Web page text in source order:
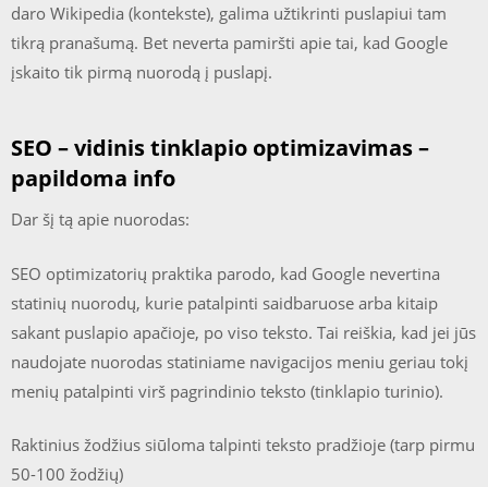
daro Wikipedia (kontekste), galima užtikrinti puslapiui tam
tikrą pranašumą. Bet neverta pamiršti apie tai, kad Google
įskaito tik pirmą nuorodą į puslapį.
SEO – vidinis tinklapio optimizavimas –
papildoma info
Dar šį tą apie nuorodas:
SEO optimizatorių praktika parodo, kad Google nevertina
statinių nuorodų, kurie patalpinti saidbaruose arba kitaip
sakant puslapio apačioje, po viso teksto. Tai reiškia, kad jei jūs
naudojate nuorodas statiniame navigacijos meniu geriau tokį
menių patalpinti virš pagrindinio teksto (tinklapio turinio).
Raktinius žodžius siūloma talpinti teksto pradžioje (tarp pirmu
50-100 žodžių)